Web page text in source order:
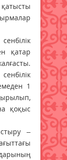
қатар
1
қоқыс
–